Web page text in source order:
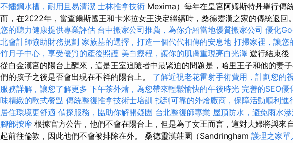
不鏽鋼水槽，耐用且易清潔 士林推拿技術 Mexima）每年在皇宮阿姆斯特丹舉行傳
而，在2022年，當查爾斯國王和卡米拉女王決定繼續時，桑德靈漢之家的傳統返回
您的聽力健康提供專業評估 台中搬家公司推薦，為你介紹當地優質搬家公司 優化
北會計師協助財務規劃 家族墓的選擇，打造一個代代相傳的安息地 打掃家裡，讓您
竹月子中心，享受優質的產後照護 美白療程，讓你的肌膚重現亮白光澤 遊行結束後
從白金漢宮的陽台上醒來，這是王室追隨者中最緊迫的問題是，哈里王子和他的妻
們的孩子之後是否會出現在不祥的陽台上。 了解近視老花雷射手術費用，計劃您的
服務詳解，讓您了解更多 下午茶外燴，為您帶來輕鬆愉快的午後時光 完善的SEO優
味精緻的歐式餐點 傳統整復推拿技術士培訓 找到可靠的外燴廠商，保障活動順利進
居住環境更舒適 偵探服務，協助你解開疑團 台北整復師專業 屋頂防水，避免雨水
腳部按摩 根據官方公告，他們不會在陽台上，但是為了女王而言，這對夫婦將與來
起前往倫敦，因此他們不會被排除在外。 桑德靈漢莊園（Sandringham 護理之家單